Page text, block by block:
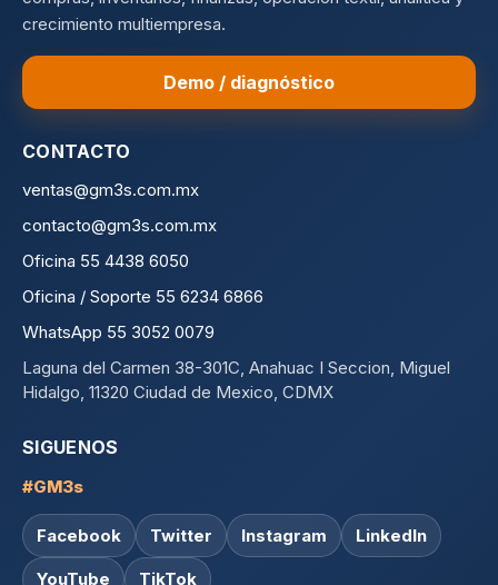
crecimiento multiempresa.
Demo / diagnóstico
CONTACTO
ventas@gm3s.com.mx
contacto@gm3s.com.mx
Oficina 55 4438 6050
Oficina / Soporte 55 6234 6866
WhatsApp 55 3052 0079
Laguna del Carmen 38-301C, Anahuac I Seccion, Miguel
Hidalgo, 11320 Ciudad de Mexico, CDMX
SIGUENOS
#GM3s
Facebook Twitter Instagram LinkedIn
YouTube TikTok